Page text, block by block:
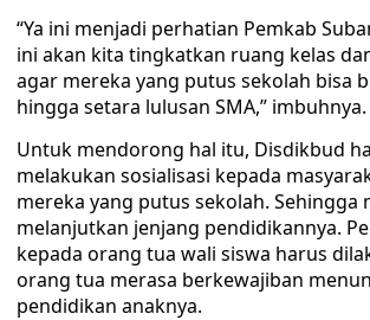
“Ya ini menjadi perhatian Pemkab
ini akan kita tingkatkan ruang kelas
agar mereka yang putus sekolah bisa
hingga setara lulusan SMA,” imbuhnya.
Untuk mendorong hal itu, Disdikbud
melakukan sosialisasi kepada
mereka yang putus sekolah. Sehingga
melanjutkan jenjang pendidikannya.
kepada orang tua wali siswa harus
orang tua merasa berkewajiban
pendidikan anaknya.